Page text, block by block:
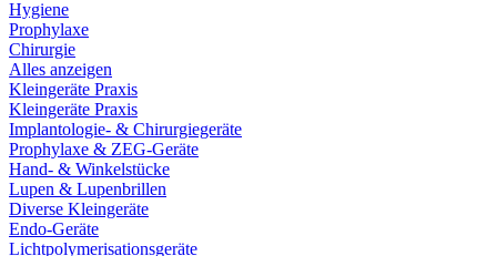
Hygiene
Prophylaxe
Chirurgie
Alles anzeigen
Kleingeräte Praxis
Kleingeräte Praxis
Implantologie- & Chirurgiegeräte
Prophylaxe & ZEG-Geräte
Hand- & Winkelstücke
Lupen & Lupenbrillen
Diverse Kleingeräte
Endo-Geräte
Lichtpolymerisationsgeräte